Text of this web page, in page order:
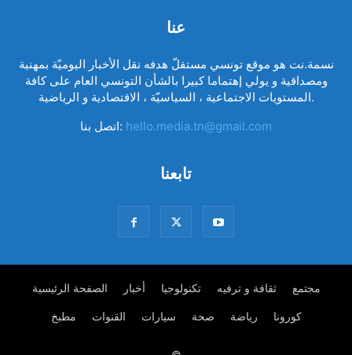
عنا
نسمة.نت هو موقع تونسي مستقلّ هدفه نقل الأخبار اليوميّة بمهنية
ومصداقية و يولي إهتماما كبيرا بالشأن التونسي العام على كافة
المستويات الاجتماعية ، السياسيّة ، الاقتصادية و الرياضية.
اتصل بنا: hello.media.tn@gmail.com
تابعنا
الصفحة الرئيسية أخبار تكنولوجيا ثقافة و ترفيه مجتمع
مطبخ القنوات سيارات صحة رياضة كورونا